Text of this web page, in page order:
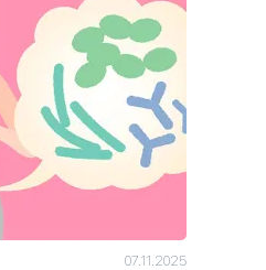
07.11.2025